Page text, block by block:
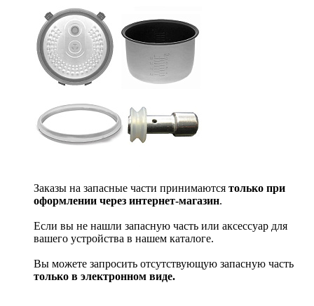
Заказы на запасные части принимаются только при
оформлении через интернет-магазин.
Если вы не нашли запасную часть или аксессуар для
вашего устройства в нашем каталоге.
Вы можете запросить отсутствующую запасную часть
только в электронном виде.